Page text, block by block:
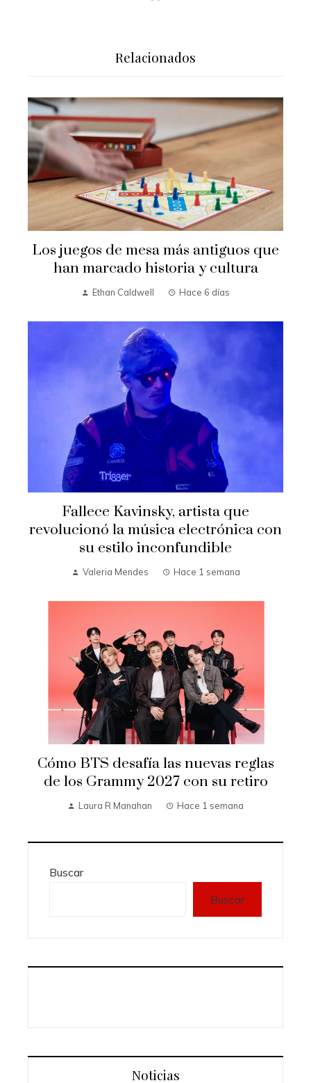
Relacionados
Los juegos de mesa más antiguos que
han marcado historia y cultura
Ethan Caldwell Hace 6 días
Fallece Kavinsky, artista que
revolucionó la música electrónica con
su estilo inconfundible
Valeria Mendes Hace 1 semana
Cómo BTS desafía las nuevas reglas
de los Grammy 2027 con su retiro
Laura R Manahan Hace 1 semana
Buscar
Buscar
Noticias